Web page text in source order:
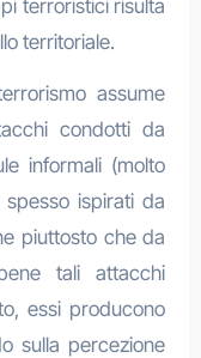
terroristici risulta
territoriale.
assume
condotti da
informali (molto
ispirati da
piuttosto che da
tali attacchi
essi producono
sulla percezione